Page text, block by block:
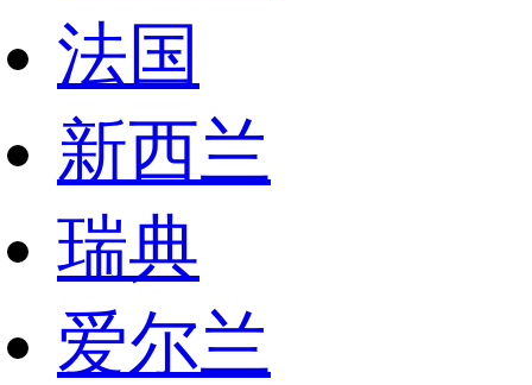
法国
新西兰
瑞典
爱尔兰